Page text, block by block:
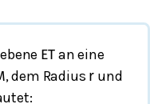
ET an eine
, dem Radius r und